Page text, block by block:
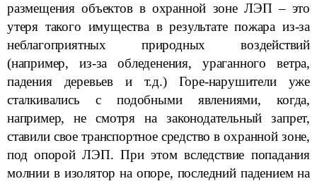
размещения объектов в охранной зоне ЛЭП – это
утеря такого имущества в результате пожара из-за
неблагоприят­ных природных воздействий
(например, из-за обледенения, ураганного ветра,
падения деревьев и т.д.) Горе-нарушители уже
сталкивались с подобными явлениями, когда,
например, не смотря на законодательный запрет,
ставили свое транспортное средство в охранной зоне,
под опорой ЛЭП. При этом вследствие попадания
молнии в изолятор на опоре, последний падением на